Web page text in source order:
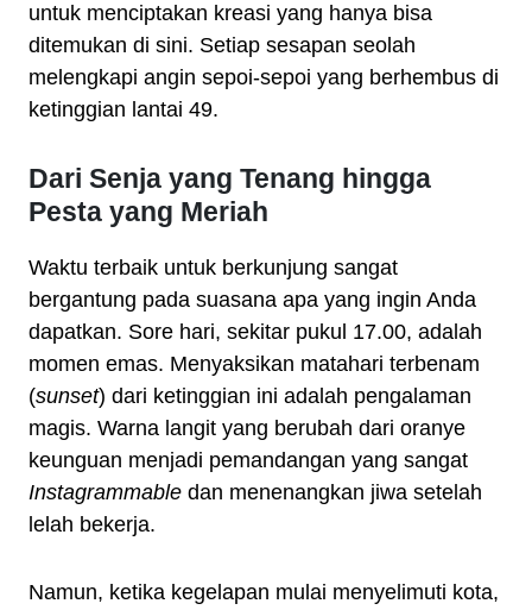
untuk menciptakan kreasi yang hanya bisa
ditemukan di sini. Setiap sesapan seolah
melengkapi angin sepoi-sepoi yang berhembus di
ketinggian lantai 49.
Dari Senja yang Tenang hingga
Pesta yang Meriah
Waktu terbaik untuk berkunjung sangat
bergantung pada suasana apa yang ingin Anda
dapatkan. Sore hari, sekitar pukul 17.00, adalah
momen emas. Menyaksikan matahari terbenam
(sunset) dari ketinggian ini adalah pengalaman
magis. Warna langit yang berubah dari oranye
keunguan menjadi pemandangan yang sangat
Instagrammable dan menenangkan jiwa setelah
lelah bekerja.
Namun, ketika kegelapan mulai menyelimuti kota,